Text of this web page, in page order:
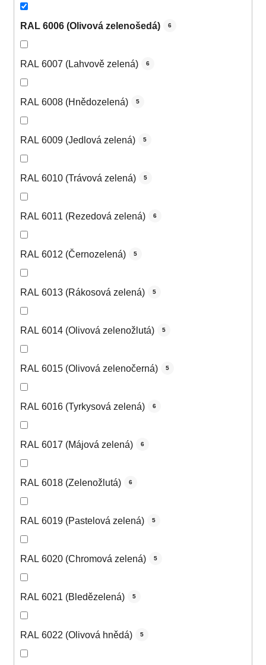
RAL 6006 (Olivová zelenošedá) 6
RAL 6007 (Lahvově zelená) 6
RAL 6008 (Hnědozelená) 5
RAL 6009 (Jedlová zelená) 5
RAL 6010 (Trávová zelená) 5
RAL 6011 (Rezedová zelená) 6
RAL 6012 (Černozelená) 5
RAL 6013 (Rákosová zelená) 5
RAL 6014 (Olivová zelenožlutá) 5
RAL 6015 (Olivová zelenočerná) 5
RAL 6016 (Tyrkysová zelená) 6
RAL 6017 (Májová zelená) 6
RAL 6018 (Zelenožlutá) 6
RAL 6019 (Pastelová zelená) 5
RAL 6020 (Chromová zelená) 5
RAL 6021 (Bledězelená) 5
RAL 6022 (Olivová hnědá) 5